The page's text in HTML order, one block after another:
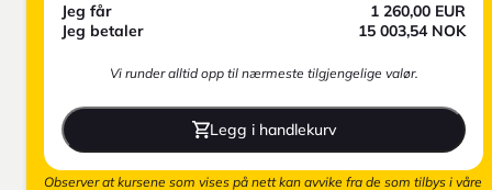
Jeg får 1 260,00 EUR
Jeg betaler
15 003,54 NOK
Vi runder alltid opp til nærmeste tilgjengelige valør.
Legg i handlekurv
Observer at kursene som vises på nett kan avvike fra de som tilbys i våre